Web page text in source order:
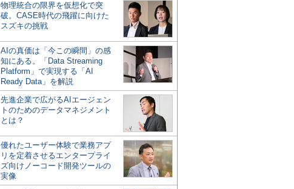
物理統合の限界を仮想化で突
破。CASE時代の飛躍に向けた
スズキの挑戦
AIの真価は「今この瞬間」の感
知にある。「Data Streaming
Platform」で実現する「AI
Ready Data」を解説
先進企業で広がるAIエージェン
トのためのデータマネジメント
とは？
優れたユーザー体験で業務アプ
リを定着させるエンタープライ
ズ向けノーコード開発ツールの
実像